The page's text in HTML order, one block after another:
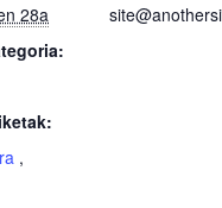
28a
,